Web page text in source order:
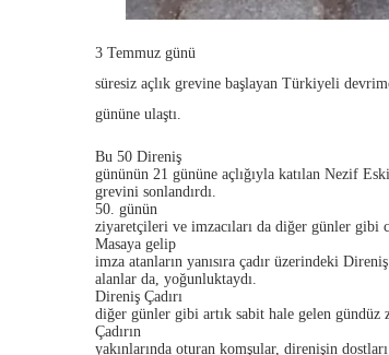
3 Temmuz günü
süresiz açlık grevine başlayan Türkiyeli
gününe ulaştı.
Bu 50 Direniş
gününün 21 gününe açlığıyla katılan Nezif
grevini sonlandırdı.
50. günün
ziyaretçileri ve imzacıları da diğer günler gibi
Masaya gelip
imza atanların yanısıra çadır üzerindeki
alanlar da, yoğunluktaydı.
Direniş Çadırı
diğer günler gibi artık sabit hale gelen gündüz
Çadırın
yakınlarında oturan komşular, direnişin